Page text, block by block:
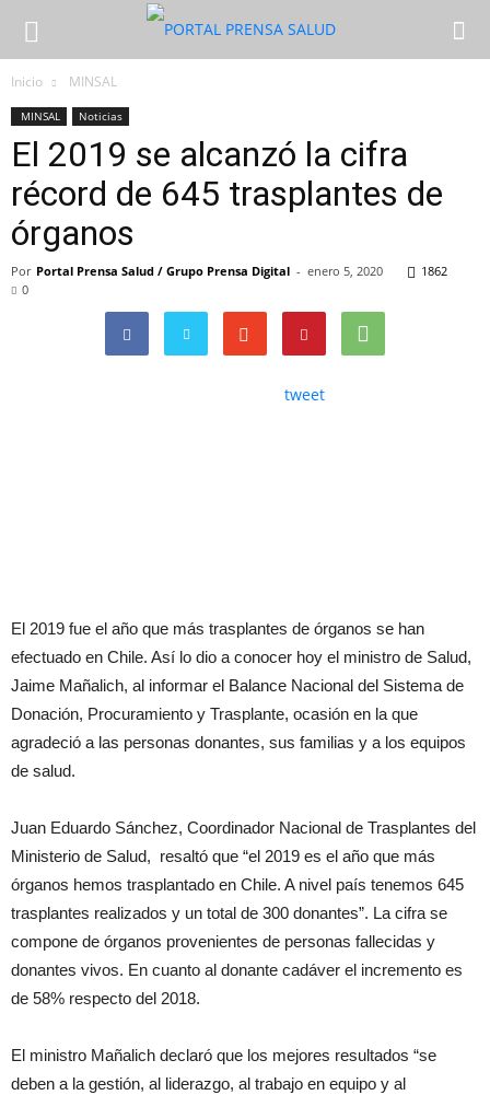
Inicio MINSAL
MINSAL Noticias
El 2019 se alcanzó la cifra
récord de 645 trasplantes de
órganos
Por Portal Prensa Salud / Grupo Prensa Digital - enero 5, 2020
1862
0
tweet
El 2019 fue el año que más trasplantes de órganos se han
efectuado en Chile. Así lo dio a conocer hoy el ministro de Salud,
Jaime Mañalich, al informar el Balance Nacional del Sistema de
Donación, Procuramiento y Trasplante, ocasión en la que
agradeció a las personas donantes, sus familias y a los equipos
de salud.
Juan Eduardo Sánchez, Coordinador Nacional de Trasplantes del
Ministerio de Salud, resaltó que “el 2019 es el año que más
órganos hemos trasplantado en Chile. A nivel país tenemos 645
trasplantes realizados y un total de 300 donantes”. La cifra se
compone de órganos provenientes de personas fallecidas y
donantes vivos. En cuanto al donante cadáver el incremento es
de 58% respecto del 2018.
El ministro Mañalich declaró que los mejores resultados “se
deben a la gestión, al liderazgo, al trabajo en equipo y al